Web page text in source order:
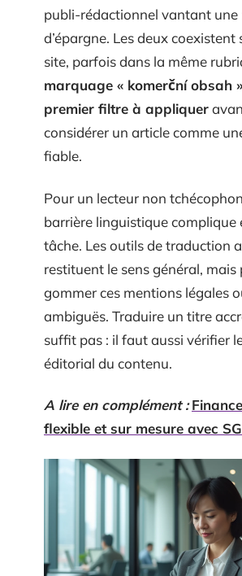
publi-rédactionnel vantant
d’épargne. Les deux coexistent
site, parfois dans la même
marquage « komerční obsah
premier filtre à appliquer
considérer un article comme
fiable.
Pour un lecteur non
barrière linguistique complique
tâche. Les outils de traduction
restituent le sens général, mais
gommer ces mentions légales
ambiguës. Traduire un titre
suffit pas : il faut aussi vérifier
éditorial du contenu.
A lire en complément :
flexible et sur mesure avec